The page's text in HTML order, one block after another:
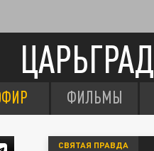
ЦАРЬГРАД
ФИЛЬМЫ
СВЯТАЯ ПРАВДА